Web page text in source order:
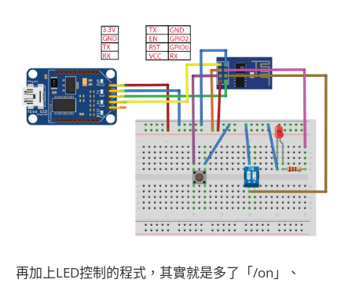
再加上LED控制的程式，其實就是多了「/on」、